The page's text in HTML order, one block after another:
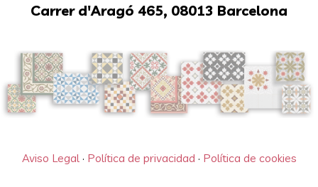
Carrer d'Aragó 465, 08013 Barcelona
Aviso Legal · Política de privacidad · Política de cookies